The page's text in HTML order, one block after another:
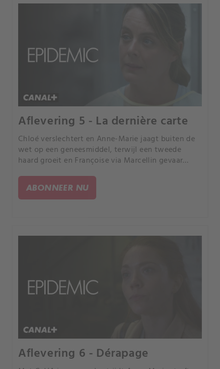
Aflevering 5 - La dernière carte
Chloé verslechtert en Anne-Marie jaagt buiten de
wet op een geneesmiddel, terwijl een tweede
haard groeit en Françoise via Marcellin gevaar
ABONNEER NU
Aflevering 6 - Dérapage